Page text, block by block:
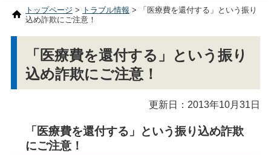
トップページ > トラブル情報 > 「医療費を還付する」という振り
込め詐欺にご注意！
「医療費を還付する」という振り
込め詐欺にご注意！
更新日：2013年10月31日
「医療費を還付する」という振り込め詐欺
にご注意！